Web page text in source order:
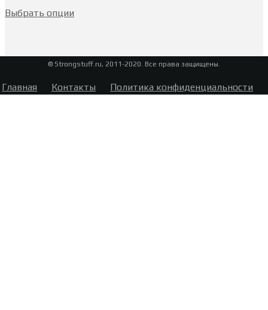
Выбрать опции
© Strongstuff.ru, 2011-2020. Все права защищены.
Главная Контакты Политика конфиденциальности